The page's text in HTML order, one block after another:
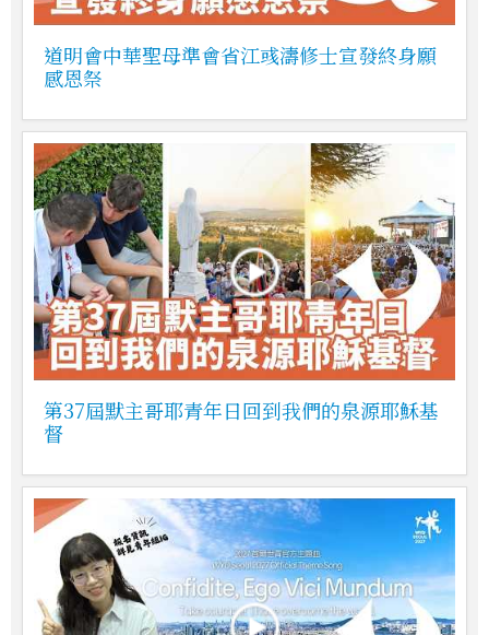
道明會中華聖母準會省江彧濤修士宣發終身願
感恩祭
第37屆默主哥耶青年日回到我們的泉源耶穌基
督